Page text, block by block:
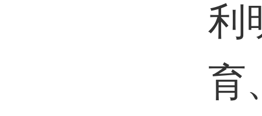
利
育